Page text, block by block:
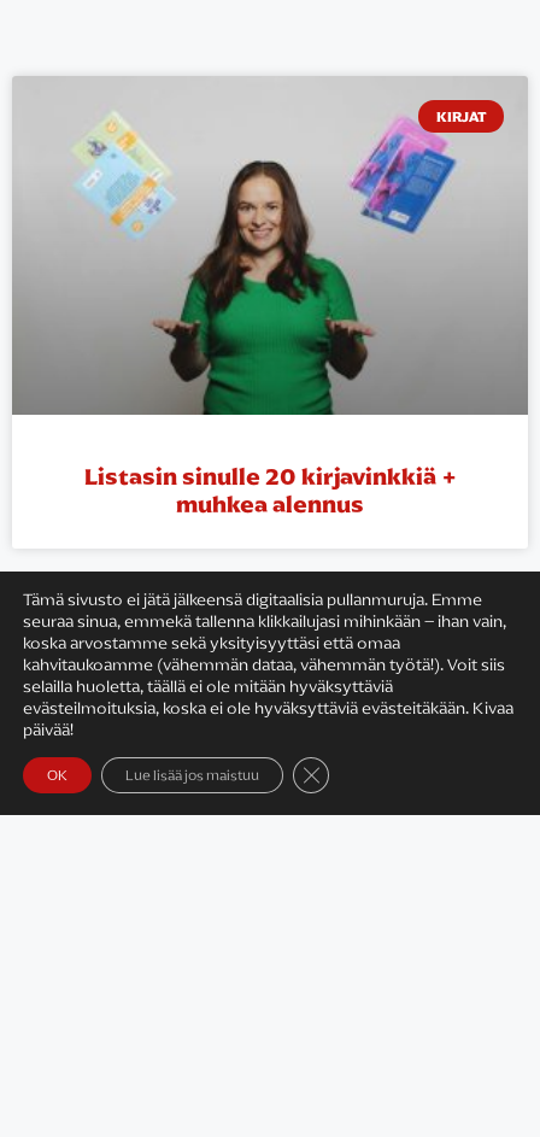
KIRJAT
Listasin sinulle 20 kirjavinkkiä +
muhkea alennus
KIRJAILIJAN TYÖ
Tämä sivusto ei jätä jälkeensä digitaalisia pullanmuruja. Emme
seuraa sinua, emmekä tallenna klikkailujasi mihinkään – ihan vain,
koska arvostamme sekä yksityisyyttäsi että omaa
kahvitaukoamme (vähemmän dataa, vähemmän työtä!). Voit siis
selailla huoletta, täällä ei ole mitään hyväksyttäviä
evästeilmoituksia, koska ei ole hyväksyttäviä evästeitäkään. Kivaa
päivää!
OK Lue lisää jos maistuu Sulje evästebanneri